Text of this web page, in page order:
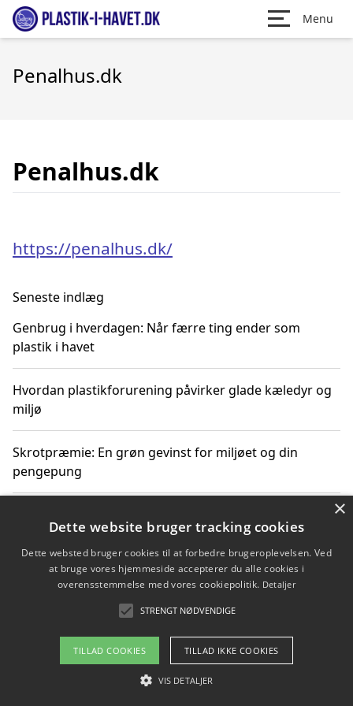
Menu
Penalhus.dk
Penalhus.dk
https://penalhus.dk/
Seneste indlæg
Genbrug i hverdagen: Når færre ting ender som
plastik i havet
Hvordan plastikforurening påvirker glade kæledyr og
miljø
Skrotpræmie: En grøn gevinst for miljøet og din
pengepung
Hvordan blåfade med rist kan hjælpe med at reducere
plastik i havet
Spil kasinospil på et troværdigt online casino: Din
guide til sikker og sjov underholdning
Copyright 2026 - Pilanto Aps
Om / kontakt
×
Dette website bruger tracking cookies
Dette websted bruger cookies til at forbedre brugeroplevelsen. Ved
at bruge vores hjemmeside accepterer du alle cookies i
overensstemmelse med vores cookiepolitik. Detaljer
STRENGT NØDVENDIGE
TILLAD COOKIES TILLAD IKKE COOKIES
VIS DETALJER